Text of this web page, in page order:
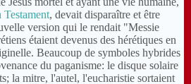
, devait disparaître et être
version qui le rendait "Messie
étaient devenus des hérétiques en
Beaucoup de symboles hybrides
du paganisme: le disque solaire
la mitre, l'autel, l'eucharistie sortaient